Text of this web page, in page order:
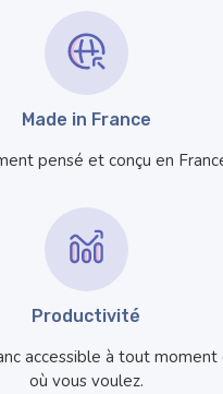
Made in France
pensé et conçu en
Productivité
accessible à tout
où vous voulez.